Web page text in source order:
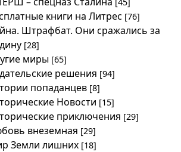
книги на Литрес [76]
Штрафбат. Они сражались за
[28]
миры [65]
решения [94]
попаданцев [8]
Новости [15]
приключения [29]
внеземная [29]
Земли лишних [18]